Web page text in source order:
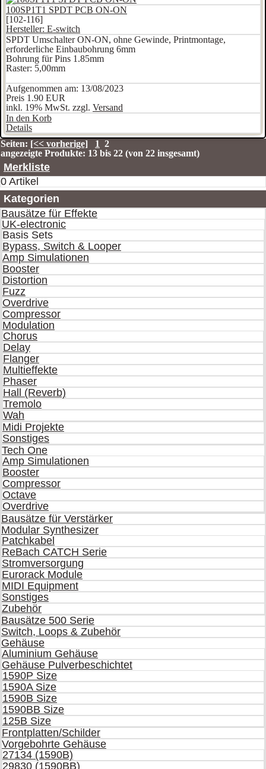
100SP1T1 SPDT PCB ON-ON
[102-116]
Hersteller: E-switch
SPDT Umschalter ON-ON, ohne Gewinde, Printmontage,
erforderliche Einbaubohrung 6mm
Bohrung für Pins 1.85mm
Raster: 5,00mm
Aufgenommen am: 13/08/2023
Preis 1.90 EUR
inkl. 19% MwSt. zzgl. Versand
In den Korb
Details
Seiten: [<< vorherige] 1 2
angezeigte Produkte: 13 bis 22 (von 22 insgesamt)
Merkliste
0 Artikel
Kategorien
Bausätze für Effekte
UK-electronic
Basis Sets
Bypass, Switch & Looper
Amp Simulationen
Booster
Distortion
Fuzz
Overdrive
Compressor
Modulation
Chorus
Delay
Flanger
Multieffekte
Phaser
Hall (Reverb)
Tremolo
Wah
Midi Projekte
Sonstiges
Tech One
Amp Simulationen
Booster
Compressor
Octave
Overdrive
Bausätze für Verstärker
Modular Synthesizer
Patchkabel
ReBach CATCH Serie
Stromversorgung
Eurorack Module
MIDI Equipment
Sonstiges
Zubehör
Bausätze 500 Serie
Switch, Loops & Zubehör
Gehäuse
Aluminium Gehäuse
Gehäuse Pulverbeschichtet
1590P Size
1590A Size
1590B Size
1590BB Size
125B Size
Frontplatten/Schilder
Vorgebohrte Gehäuse
27134 (1590B)
29830 (1590BB)